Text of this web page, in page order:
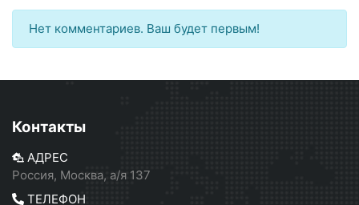
Нет комментариев. Ваш будет первым!
Контакты
АДРЕС
Россия, Москва, а/я 137
ТЕЛЕФОН